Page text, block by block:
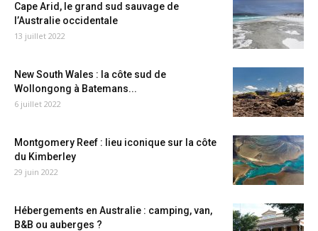
Cape Arid, le grand sud sauvage de
l’Australie occidentale
13 juillet 2022
New South Wales : la côte sud de
Wollongong à Batemans...
6 juillet 2022
Montgomery Reef : lieu iconique sur la côte
du Kimberley
29 juin 2022
Hébergements en Australie : camping, van,
B&B ou auberges ?